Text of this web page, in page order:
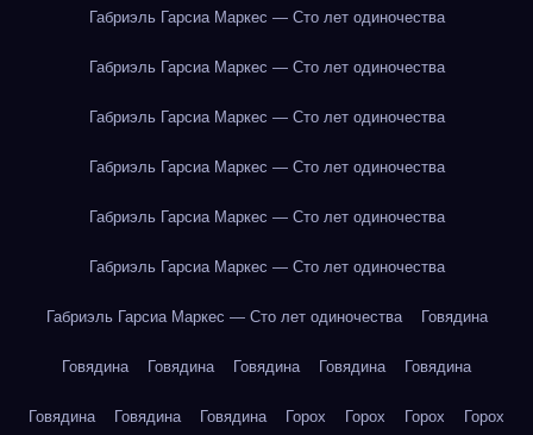
Габриэль Гарсиа Маркес — Сто лет одиночества
Габриэль Гарсиа Маркес — Сто лет одиночества
Габриэль Гарсиа Маркес — Сто лет одиночества
Габриэль Гарсиа Маркес — Сто лет одиночества
Габриэль Гарсиа Маркес — Сто лет одиночества
Габриэль Гарсиа Маркес — Сто лет одиночества
Габриэль Гарсиа Маркес — Сто лет одиночества Говядина
Говядина Говядина Говядина Говядина Говядина
Говядина Говядина Говядина Горох Горох Горох Горох